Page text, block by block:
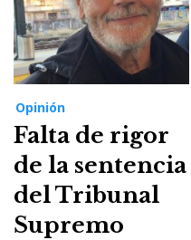
Opinión
Falta de rigor
de la sentencia
del Tribunal
Supremo